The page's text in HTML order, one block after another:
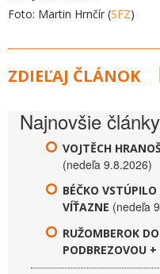
Foto: Martin Hrnčír (SFZ)
ZDIEĽAJ ČLÁNOK
Najnovšie články
VOJTĚCH
(nedeľa 9.8.2026)
BÉČKO
VÍŤAZNE (nedeľa
RUŽOMBEROK
PODBREZOVOU